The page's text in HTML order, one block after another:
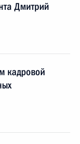
Дмитрий
кадровой